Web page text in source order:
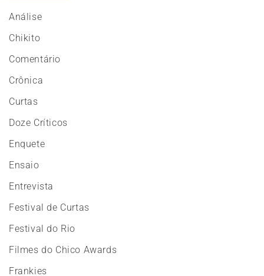
Análise
Chikito
Comentário
Crônica
Curtas
Doze Críticos
Enquete
Ensaio
Entrevista
Festival de Curtas
Festival do Rio
Filmes do Chico Awards
Frankies